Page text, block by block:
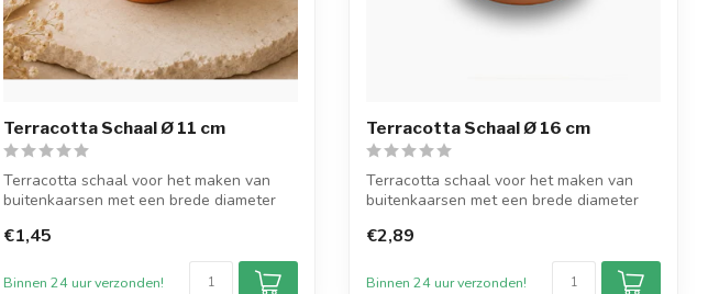
Terracotta Schaal Ø 11 cm
Terracotta schaal voor het maken van
buitenkaarsen met een brede diameter
€1,45
Binnen 24 uur verzonden!
Terracotta Schaal Ø 16 cm
Terracotta schaal voor het maken van
buitenkaarsen met een brede diameter
€2,89
Binnen 24 uur verzonden!